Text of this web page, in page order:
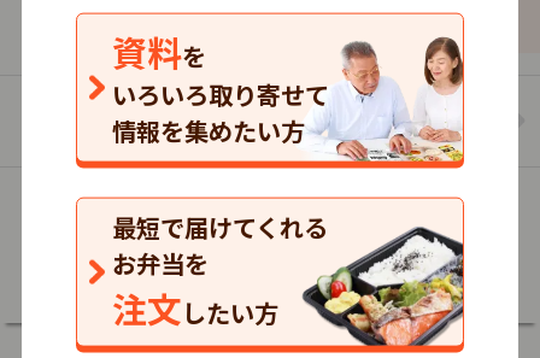
資料を
いろいろ取り寄せて
情報を集めたい方
最短で届けてくれる
お弁当を
注文したい方
円 610 860
まごころ弁当【泉佐野貝塚店】のお弁当の一覧
詳細